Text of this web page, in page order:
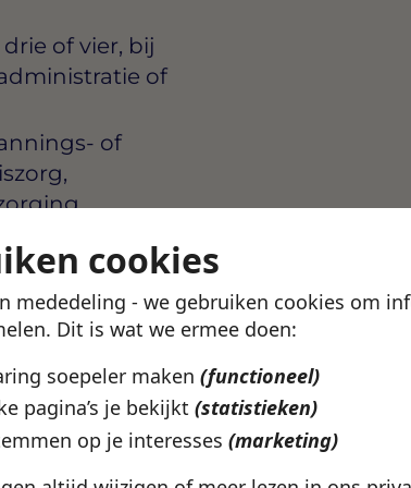
cookies
mededeling - we gebruiken cookies om
Dit is wat we ermee doen:
soepeler maken (functioneel)
pagina’s je bekijkt (statistieken)
op je interesses (marketing)
of vier, bij
of
of
kennis van
telefonisch als
communiceren in
en kunt goed
en geschrift op